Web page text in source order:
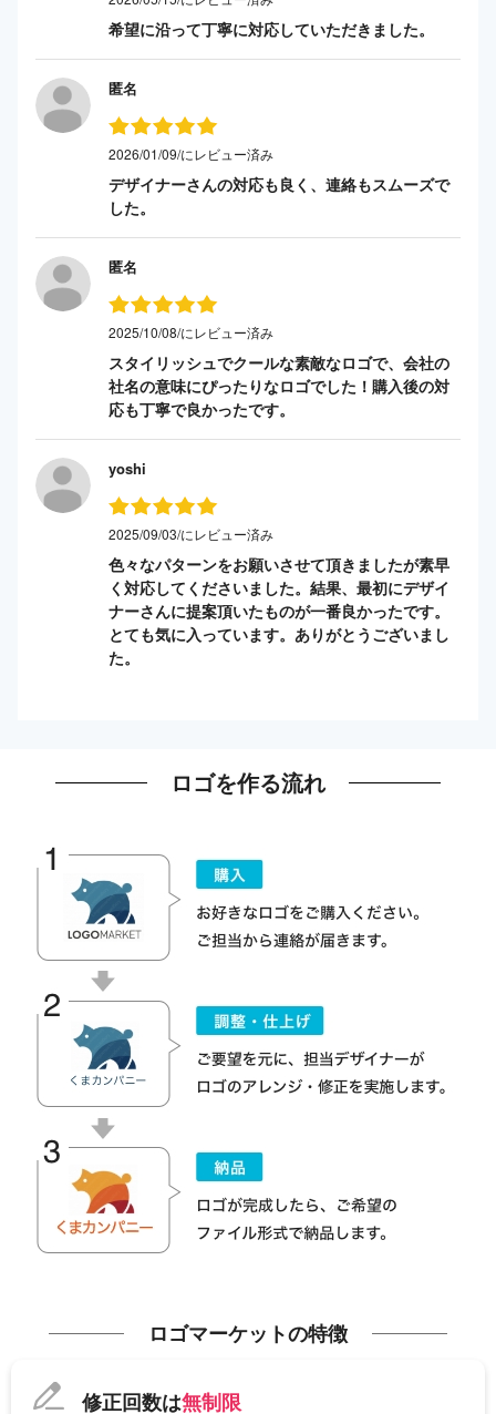
希望に沿って丁寧に対応していただきました。
匿名
2026/01/09/にレビュー済み
デザイナーさんの対応も良く、連絡もスムーズで
した。
匿名
2025/10/08/にレビュー済み
スタイリッシュでクールな素敵なロゴで、会社の
社名の意味にぴったりなロゴでした！購入後の対
応も丁寧で良かったです。
yoshi
2025/09/03/にレビュー済み
色々なパターンをお願いさせて頂きましたが素早
く対応してくださいました。結果、最初にデザイ
ナーさんに提案頂いたものが一番良かったです。
とても気に入っています。ありがとうございまし
た。
ロゴを作る流れ
ロゴマーケットの特徴
修正回数は無制限